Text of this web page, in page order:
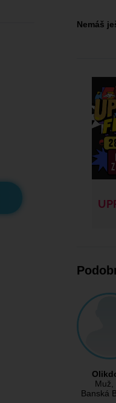
Nemáš
Muž,
Banská